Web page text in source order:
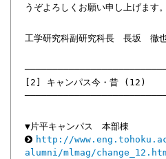
うぞよろしくお願い申し上げます。
工学研究科副研究科長 長坂 徹
[2] キャンパス今・昔 (12)
▼片平キャンパス 本部棟
http://
alumni/mlmag/